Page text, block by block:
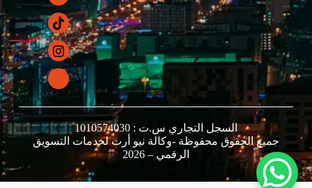
السجل التجاري س.ت : 1010574030
جميع الحقوق محفوظة -وكالة نيو أرت لخدمات التسويق
الرقمي – 2026